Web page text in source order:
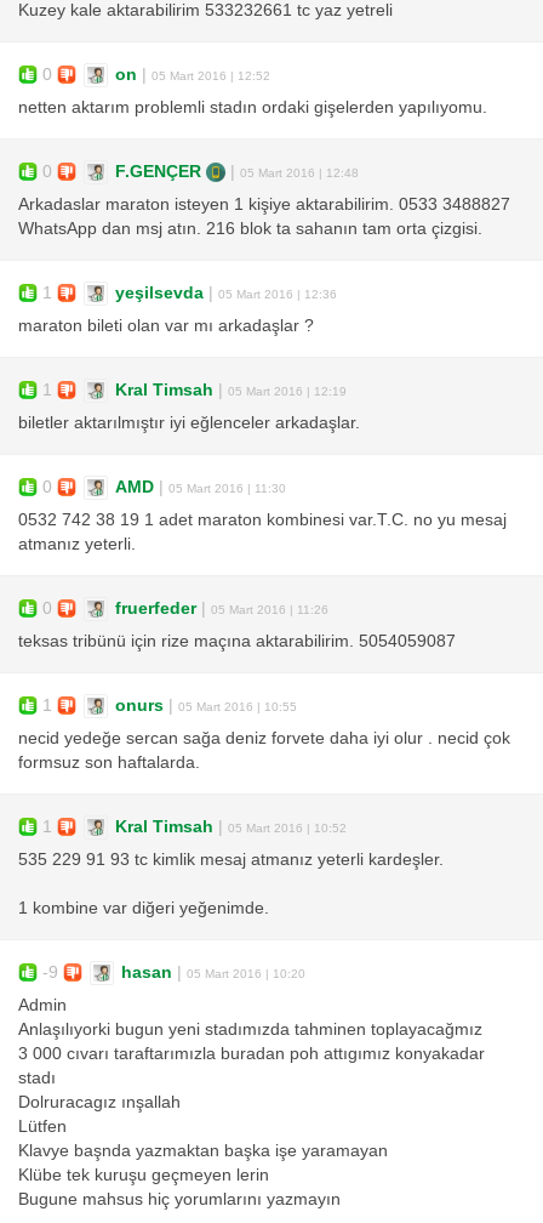
Kuzey kale aktarabilirim 533232661 tc yaz yetreli
0 on 05 Mart 2016 | 12:52
netten aktarım problemli stadın ordaki gişelerden yapılıyomu.
0 F.GENÇER 05 Mart 2016 | 12:48
Arkadaslar maraton isteyen 1 kişiye aktarabilirim. 0533 3488827
WhatsApp dan msj atın. 216 blok ta sahanın tam orta çizgisi.
1 yeşilsevda 05 Mart 2016 | 12:36
maraton bileti olan var mı arkadaşlar ?
1 Kral Timsah 05 Mart 2016 | 12:19
biletler aktarılmıştır iyi eğlenceler arkadaşlar.
0 AMD 05 Mart 2016 | 11:30
0532 742 38 19 1 adet maraton kombinesi var.T.C. no yu mesaj
atmanız yeterli.
0 fruerfeder| 05 Mart 2016 | 11:26
teksas tribünü için rize maçına aktarabilirim. 5054059087
1 onurs 05 Mart 2016 | 10:55
necid yedeğe sercan sağa deniz forvete daha iyi olur . necid çok
formsuz son haftalarda.
1 Kral Timsah 05 Mart 2016 | 10:52
535 229 91 93 tc kimlik mesaj atmanız yeterli kardeşler.
1 kombine var diğeri yeğenimde.
-9 hasan 05 Mart 2016 | 10:20
Admin
Anlaşılıyorki bugun yeni stadımızda tahminen toplayacağmız
3 000 cıvarı taraftarımızla buradan poh attıgımız konyakadar
stadı
Dolruracagız ınşallah
Lütfen
Klavye başnda yazmaktan başka işe yaramayan
Klübe tek kuruşu geçmeyen lerin
Bugune mahsus hiç yorumlarını yazmayın